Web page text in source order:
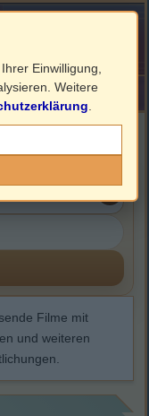
Filme mit
und weiteren
Einwilligung,
Weitere